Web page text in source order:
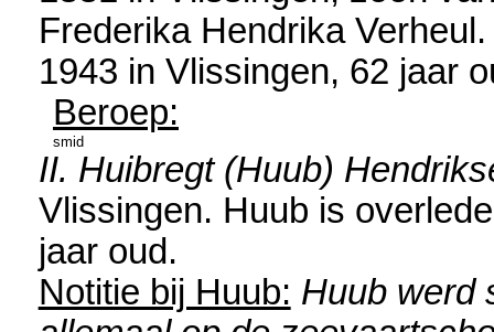
Frederika Hendrika
1943 in Vlissingen, 62 jaar
Beroep:
smid
II. Huibregt (Huub)
Vlissingen. Huub is
jaar oud.
Notitie bij Huub: Huub werd